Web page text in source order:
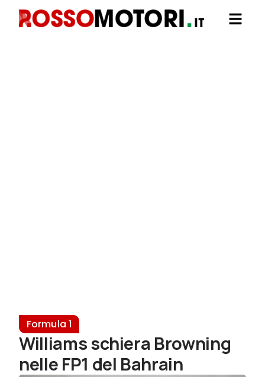
Formula 1
Williams schiera Browning
nelle FP1 del Bahrain